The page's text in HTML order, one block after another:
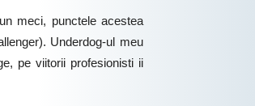
meci, punctele acestea
Underdog-ul meu
pe viitorii profesionisti ii